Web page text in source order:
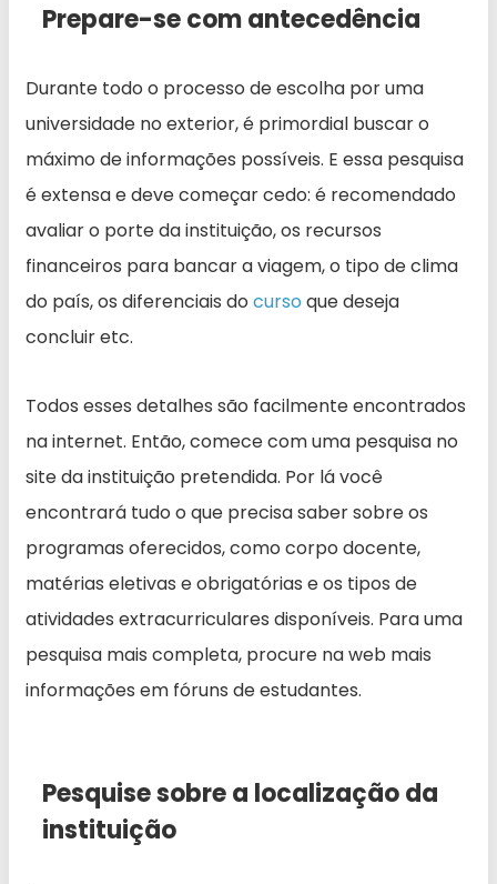
Prepare-se com antecedência
Durante todo o processo de escolha por uma
universidade no exterior, é primordial buscar o
máximo de informações possíveis. E essa pesquisa
é extensa e deve começar cedo: é recomendado
avaliar o porte da instituição, os recursos
financeiros para bancar a viagem, o tipo de clima
do país, os diferenciais do curso que deseja
concluir etc.
Todos esses detalhes são facilmente encontrados
na internet. Então, comece com uma pesquisa no
site da instituição pretendida. Por lá você
encontrará tudo o que precisa saber sobre os
programas oferecidos, como corpo docente,
matérias eletivas e obrigatórias e os tipos de
atividades extracurriculares disponíveis. Para uma
pesquisa mais completa, procure na web mais
informações em fóruns de estudantes.
Pesquise sobre a localização da
instituição